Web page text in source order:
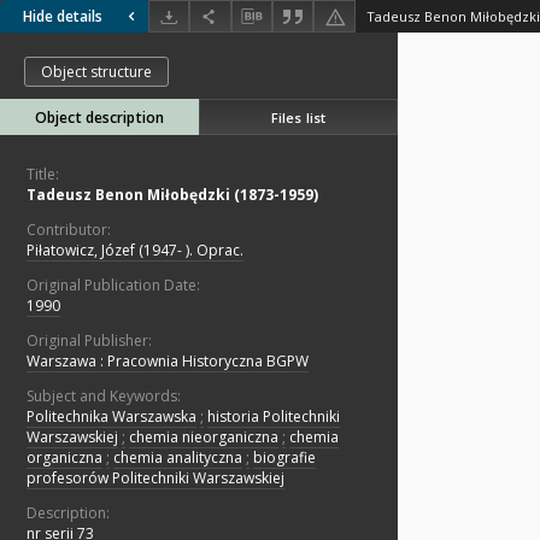
Hide details Tadeusz Benon Miłobędzki
Object structure
Object description Files list
Title:
Tadeusz Benon Miłobędzki (1873-1959)
Contributor:
Piłatowicz, Józef (1947- ). Oprac.
Original Publication Date:
1990
Original Publisher:
Warszawa : Pracownia Historyczna BGPW
Subject and Keywords:
Politechnika Warszawska ; historia Politechniki
Warszawskiej ; chemia nieorganiczna ; chemia
organiczna ; chemia analityczna ; biografie
profesorów Politechniki Warszawskiej
Description:
nr serii 73